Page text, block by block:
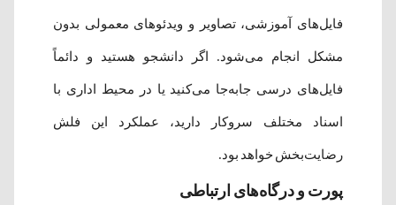
فایل‌های آموزشی، تصاویر و ویدئوهای معمولی بدون
مشکل انجام می‌شود. اگر دانشجو هستید و دائماً
فایل‌های درسی جابه‌جا می‌کنید یا در محیط اداری با
اسناد مختلف سروکار دارید، عملکرد این فلش
رضایت‌بخش خواهد بود.
پورت و درگاه‌های ارتباطی